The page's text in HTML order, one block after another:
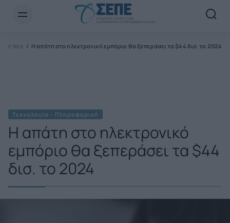
Νέα Η απάτη στο ηλεκτρονικό εμπόριο θα ξεπεράσει τα $44 δισ. το 2024
Τεχνολογία - Πληροφορική
Η απάτη στο ηλεκτρονικό
εμπόριο θα ξεπεράσει τα $44
δισ. το 2024
Newsletter Email*